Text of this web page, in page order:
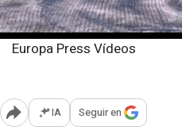
Europa Press Vídeos
Abrir opciones para compartir
IA Seguir en